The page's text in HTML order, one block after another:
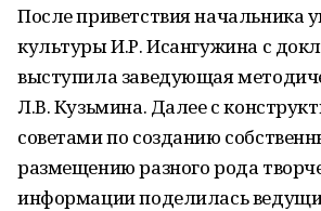
После приветствия начальника
культуры И.Р. Исангужина с
выступила заведующая
Л.В. Кузьмина. Далее с
советами по созданию
размещению разного рода
информации поделилась